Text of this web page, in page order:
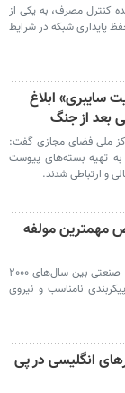
کنترل مصرف، به یکی از
پایداری شبکه در شرایط
سایبری» ابلاغ
بعد از جنگ
ملی فضای مجازی گفت:
تهیه بسته‌های پیوست
و ارتباطی شدند.
مهمترین مولفه
بررسی حملات سایبری حوزه صنعتی بین سال‌های ۲۰۰۰
پیکربندی نامناسب و نیروی
انگلیسی در پی